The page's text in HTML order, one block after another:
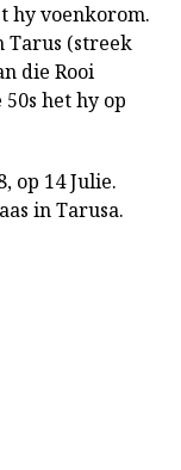
hy voenkorom.
Tarus (streek
die Rooi
het hy op
op 14 Julie.
in Tarusa.